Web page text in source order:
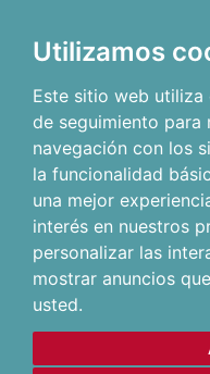
Utilizamos
Este sitio web
de seguimiento para
navegación con los
la funcionalidad
una mejor
interés en nuestros
personalizar las
mostrar anuncios
usted.